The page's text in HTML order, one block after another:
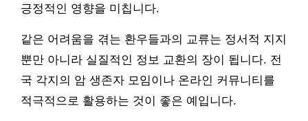
긍정적인 영향을 미칩니다.
같은 어려움을 겪는 환우들과의 교류는 정서적 지지
뿐만 아니라 실질적인 정보 교환의 장이 됩니다. 전
국 각지의 암 생존자 모임이나 온라인 커뮤니티를
적극적으로 활용하는 것이 좋은 예입니다.